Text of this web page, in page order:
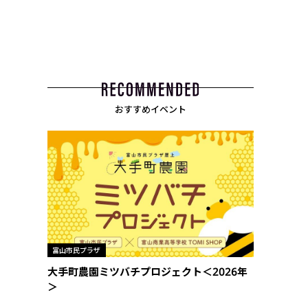
おすすめイベント
富山市民プラザ
大手町農園ミツバチプロジェクト＜2026年
＞